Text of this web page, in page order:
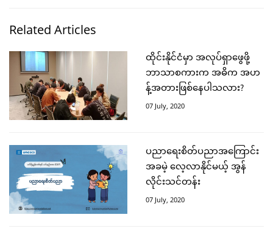
Related Articles
ထိုင်းနိုင်ငံမှာ အလုပ်ရှာဖွေဖို့
ဘာသာစကားက အဓိက အဟ
န့်အတားဖြစ်နေပါသလား?
07 July, 2020
ပညာရေးစိတ်ပညာအကြောင်း
အခမဲ့ လေ့လာနိုင်မယ့် အွန်
လိုင်းသင်တန်း
07 July, 2020